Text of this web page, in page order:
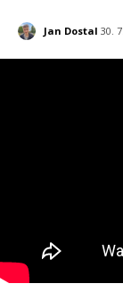
Jan Dostal 30.